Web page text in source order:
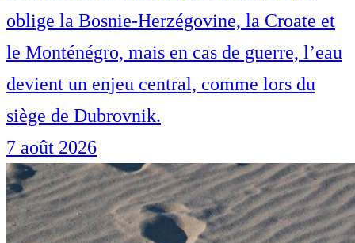
oblige la Bosnie-Herzégovine, la Croate et
le Monténégro, mais en cas de guerre, l’eau
devient un enjeu central, comme lors du
siège de Dubrovnik.
7 août 2026